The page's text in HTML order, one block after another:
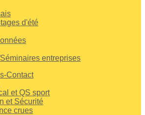
d'été
entreprises
Contact
et QS sport
et Sécurité
crues